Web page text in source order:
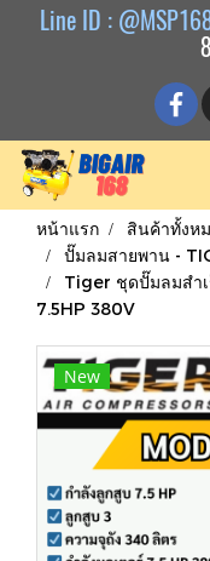
Line ID :
หน้าแรก สินค้าทั้งห
ปั๊มลมสายพาน -
Tiger ชุดปั๊มลมสำ
7.5HP 380V
New